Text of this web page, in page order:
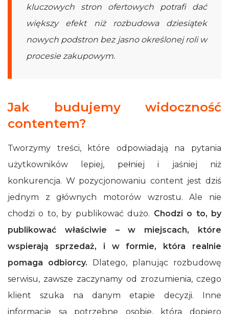
kluczowych stron ofertowych potrafi dać
większy efekt niż rozbudowa dziesiątek
nowych podstron bez jasno określonej roli w
procesie zakupowym.
Jak budujemy widoczność
contentem?
Tworzymy treści, które odpowiadają na pytania
użytkowników lepiej, pełniej i jaśniej niż
konkurencja. W pozycjonowaniu content jest dziś
jednym z głównych motorów wzrostu. Ale nie
chodzi o to, by publikować dużo. Chodzi o to, by
publikować właściwie – w miejscach, które
wspierają sprzedaż, i w formie, która realnie
pomaga odbiorcy. Dlatego, planując rozbudowę
serwisu, zawsze zaczynamy od zrozumienia, czego
klient szuka na danym etapie decyzji. Inne
informacje są potrzebne osobie, która dopiero